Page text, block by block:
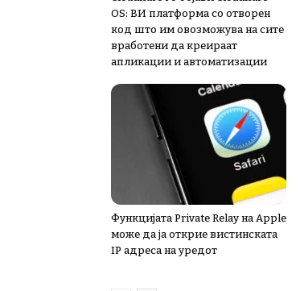
OS: ВИ платформа со отворен
код што им овозможува на сите
вработени да креираат
апликации и автоматизации
Функцијата Private Relay на Apple
може да ја открие вистинската
IP адреса на уредот